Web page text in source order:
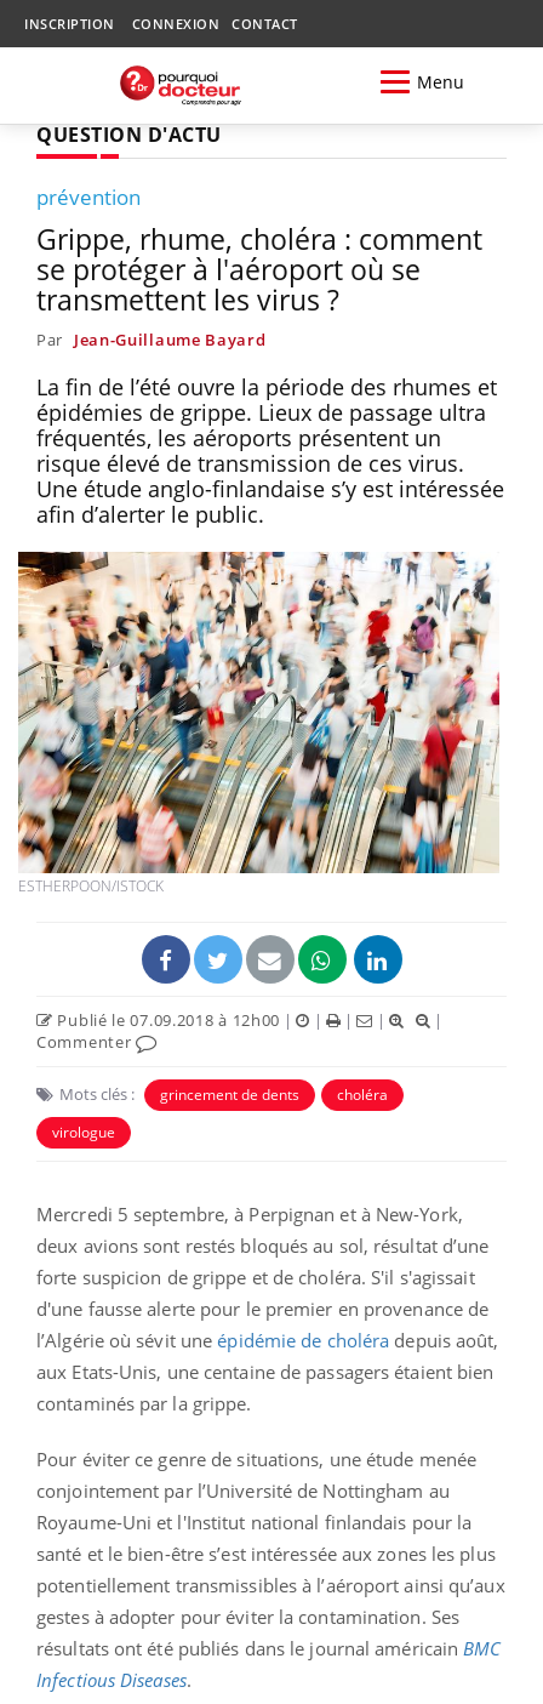
INSCRIPTION CONNEXION CONTACT
Menu
QUESTION D'ACTU
prévention
Grippe, rhume, choléra : comment
se protéger à l'aéroport où se
transmettent les virus ?
Par Jean-Guillaume Bayard
La fin de l’été ouvre la période des rhumes et
épidémies de grippe. Lieux de passage ultra
fréquentés, les aéroports présentent un
risque élevé de transmission de ces virus.
Une étude anglo-finlandaise s’y est intéressée
afin d’alerter le public.
ESTHERPOON/ISTOCK
Publié le 07.09.2018 à 12h00 | | | |
|
Commenter
Mots clés : grincement de dents
choléra
virologue
Mercredi 5 septembre, à Perpignan et à New-York,
deux avions sont restés bloqués au sol, résultat d’une
forte suspicion de grippe et de choléra. S'il s'agissait
d'une fausse alerte pour le premier en provenance de
l’Algérie où sévit uneépidémie de choléra depuis août,
aux Etats-Unis, une centaine de passagers étaient bien
contaminés par la grippe.
Pour éviter ce genre de situations, une étude menée
conjointement par l’Université de Nottingham au
Royaume-Uni et l'Institut national finlandais pour la
santé et le bien-être s’est intéressée aux zones les plus
potentiellement transmissibles à l’aéroport ainsi qu’aux
gestes à adopter pour éviter la contamination. Ses
résultats ont été publiés dans le journal américain BMC
Infectious Diseases.